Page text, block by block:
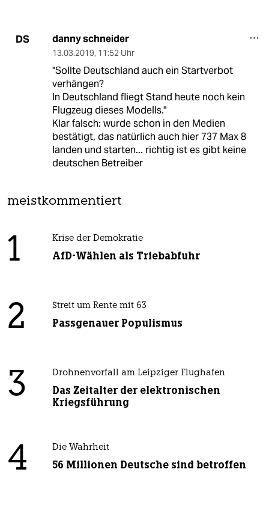
DS danny schneider
13.03.2019, 11:52 Uhr
"Sollte Deutschland auch ein Startverbot
verhängen?
In Deutschland fliegt Stand heute noch kein
Flugzeug dieses Modells."
Klar falsch: wurde schon in den Medien
bestätigt, das natürlich auch hier 737 Max 8
landen und starten... richtig ist es gibt keine
deutschen Betreiber
meistkommentiert
1 Krise der Demokratie
AfD-Wählen als Triebabfuhr
2 Streit um Rente mit 63
Passgenauer Populismus
3 Drohnenvorfall am Leipziger Flughafen
Das Zeitalter der elektronischen
Kriegsführung
4 Die Wahrheit
56 Millionen Deutsche sind betroffen